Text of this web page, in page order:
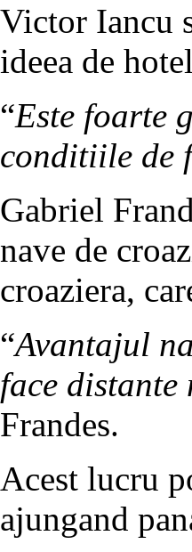
Victor Iancu
ideea de
“Este foarte
conditiile de
Gabriel
nave de
croaziera,
“Avantajul
face
Frandes.
Acest lucru
ajungand